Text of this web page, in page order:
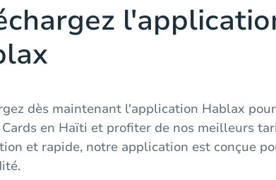
dès maintenant l'application Hablax
en Haïti et profiter de nos meilleurs
et rapide, notre application est conçue